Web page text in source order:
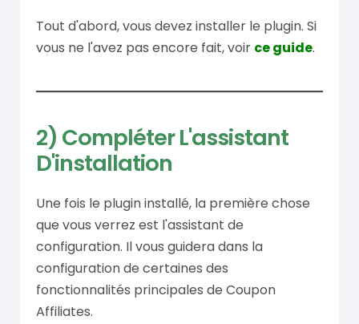
Tout d'abord, vous devez installer le plugin. Si
vous ne l'avez pas encore fait, voir ce guide.
2) Compléter L'assistant
D'installation
Une fois le plugin installé, la première chose
que vous verrez est l'assistant de
configuration. Il vous guidera dans la
configuration de certaines des
fonctionnalités principales de Coupon
Affiliates.